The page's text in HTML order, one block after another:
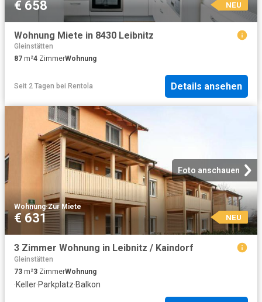
€ 658 NEU
Wohnung Miete in 8430 Leibnitz
Gleinstätten
87 m²4 ZimmerWohnung
Seit 2 Tagen bei Rentola Details ansehen
Foto anschauen
Wohnung·Zur Miete
€ 631 NEU
3 Zimmer Wohnung in Leibnitz / Kaindorf
Gleinstätten
73 m²3 ZimmerWohnung
·Keller·Parkplatz·Balkon